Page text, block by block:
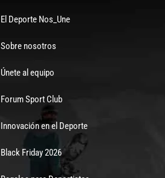
El Deporte Nos_Une
Sobre nosotros
Únete al equipo
Forum Sport Club
Innovación en el Deporte
Black Friday 2026